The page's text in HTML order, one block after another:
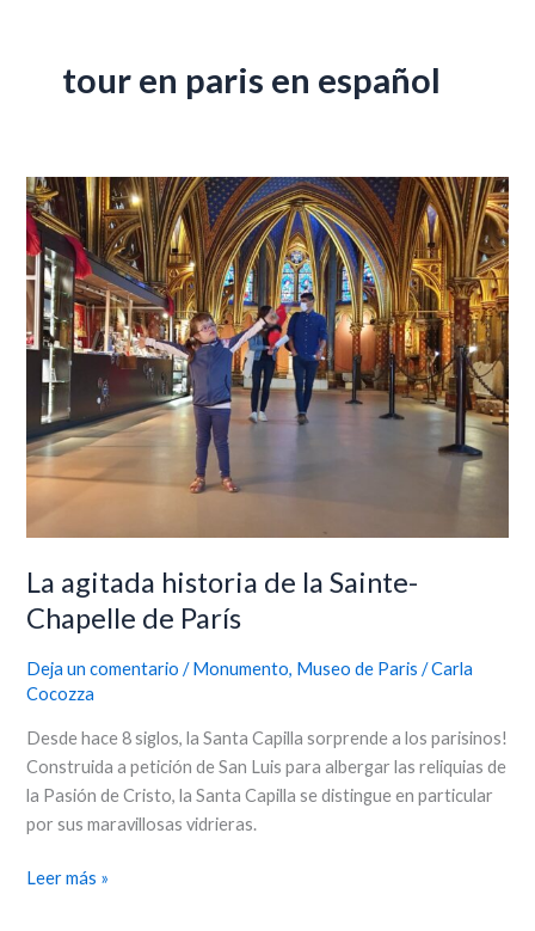
tour en paris en español
La agitada historia de la Sainte-
Chapelle de París
Deja un comentario /Monumento, Museo de Paris /Carla
Cocozza
Desde hace 8 siglos, la Santa Capilla sorprende a los parisinos!
Construida a petición de San Luis para albergar las reliquias de
la Pasión de Cristo, la Santa Capilla se distingue en particular
por sus maravillosas vidrieras.
La
agitada
historia
de
la
Sainte-
Chapelle
de
París
Leer más »